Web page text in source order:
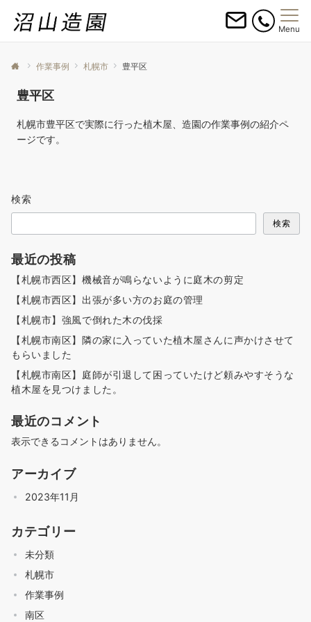
Menu
作業事例 札幌市 豊平区
豊平区
札幌市豊平区で実際に行った植木屋、造園の作業事例の紹介ペ
ージです。
検索
検索
最近の投稿
【札幌市西区】機械音が鳴らないように庭木の剪定
【札幌市西区】出張が多い方のお庭の管理
【札幌市】強風で倒れた木の伐採
【札幌市南区】隣の家に入っていた植木屋さんに声かけさせて
もらいました
【札幌市南区】庭師が引退して困っていたけど頼みやすそうな
植木屋を見つけました。
最近のコメント
表示できるコメントはありません。
アーカイブ
2023年11月
カテゴリー
未分類
札幌市
作業事例
南区